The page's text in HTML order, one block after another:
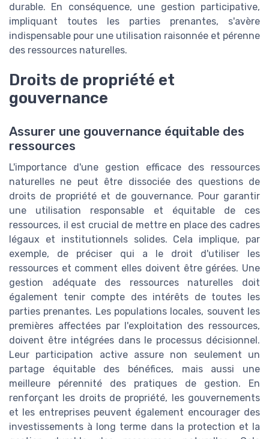
durable. En conséquence, une gestion participative,
impliquant toutes les parties prenantes, s'avère
indispensable pour une utilisation raisonnée et pérenne
des ressources naturelles.
Droits de propriété et
gouvernance
Assurer une gouvernance équitable des
ressources
L'importance d'une gestion efficace des ressources
naturelles ne peut être dissociée des questions de
droits de propriété et de gouvernance. Pour garantir
une utilisation responsable et équitable de ces
ressources, il est crucial de mettre en place des cadres
légaux et institutionnels solides. Cela implique, par
exemple, de préciser qui a le droit d'utiliser les
ressources et comment elles doivent être gérées. Une
gestion adéquate des ressources naturelles doit
également tenir compte des intérêts de toutes les
parties prenantes. Les populations locales, souvent les
premières affectées par l'exploitation des ressources,
doivent être intégrées dans le processus décisionnel.
Leur participation active assure non seulement un
partage équitable des bénéfices, mais aussi une
meilleure pérennité des pratiques de gestion. En
renforçant les droits de propriété, les gouvernements
et les entreprises peuvent également encourager des
investissements à long terme dans la protection et la